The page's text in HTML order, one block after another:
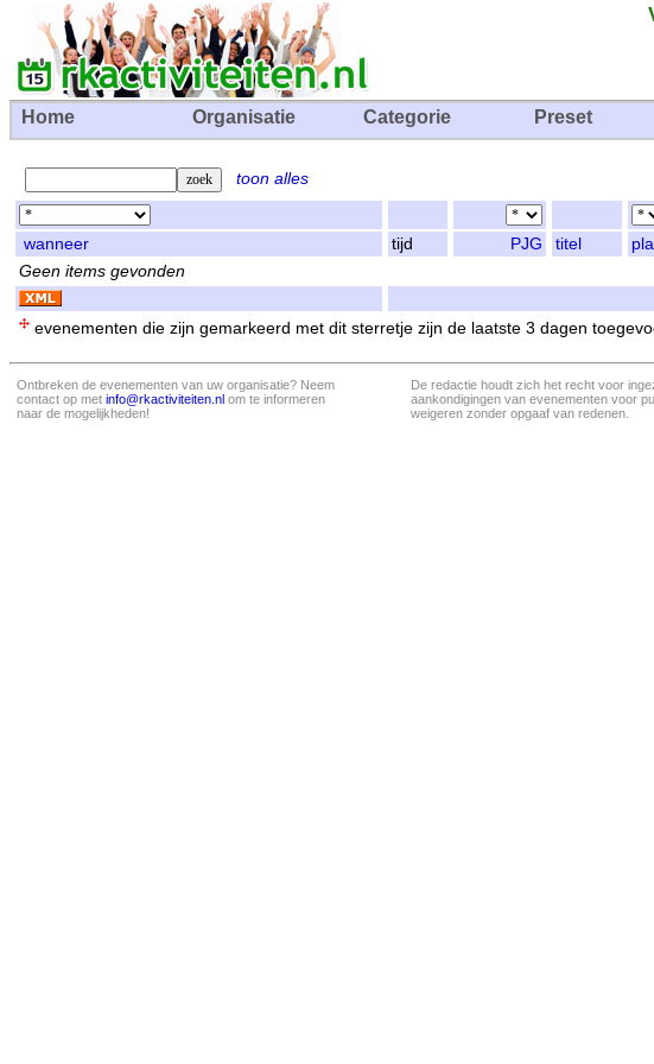
Home Organisatie Categorie Preset
toon alles
wanneer tijd PJG titel
Geen items gevonden
evenementen die zijn gemarkeerd met dit sterretje zijn de laatste 3 dagen
Ontbreken de evenementen van uw organisatie? Neem
contact op met info@rkactiviteiten.nl om te informeren
naar de mogelijkheden!
De redactie houdt zich het recht voor
aankondigingen van evenementen voor
weigeren zonder opgaaf van redenen.